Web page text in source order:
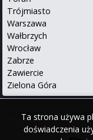
Ta strona używa
doświadczenia
Trójmiasto
Warszawa
Wałbrzych
Wrocław
Zabrze
Zawiercie
Zielona Góra
O serwisie•Polityka